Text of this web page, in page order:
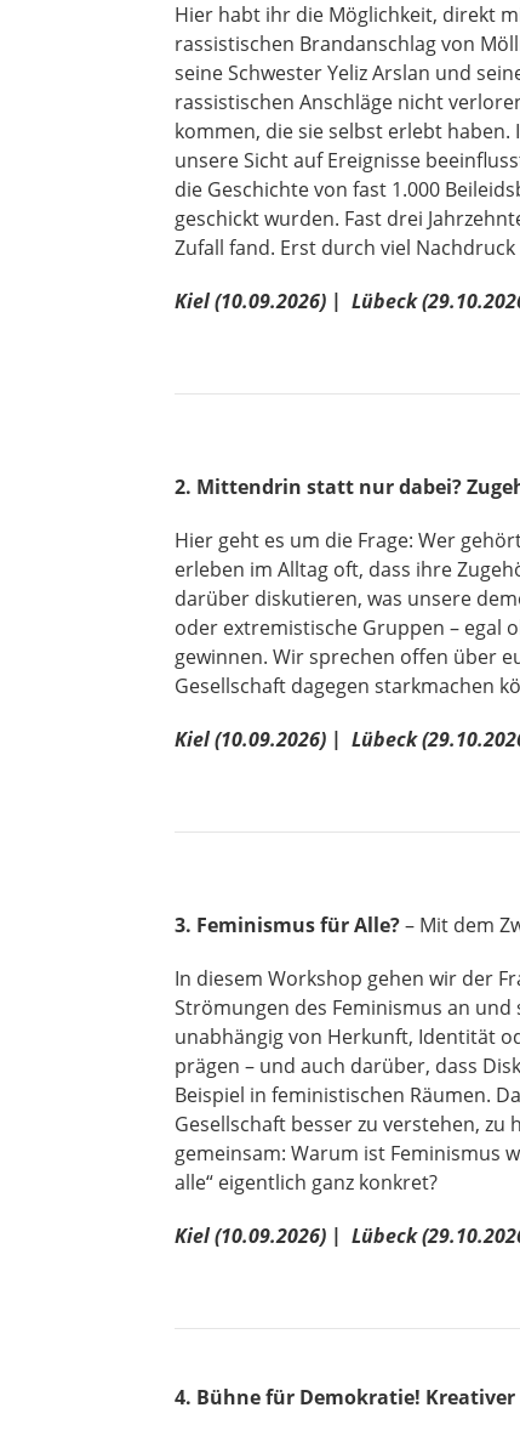
Hier habt ihr die Möglichkeit, direkt
rassistischen Brandanschlag von
seine Schwester Yeliz Arslan und
rassistischen Anschläge nicht
kommen, die sie selbst erlebt
unsere Sicht auf Ereignisse
die Geschichte von fast 1.000
geschickt wurden. Fast drei
Zufall fand. Erst durch viel
Kiel (10.09.2026) | Lübeck
2. Mittendrin statt nur dabei?
Hier geht es um die Frage: Wer
erleben im Alltag oft, dass ihre
darüber diskutieren, was unsere
oder extremistische Gruppen – egal
gewinnen. Wir sprechen offen über
Gesellschaft dagegen starkmachen
Kiel (10.09.2026) | Lübeck
3. Feminismus für Alle?– Mit dem
In diesem Workshop gehen wir der
Strömungen des Feminismus an
unabhängig von Herkunft, Identität
prägen – und auch darüber, dass
Beispiel in feministischen Räumen.
Gesellschaft besser zu verstehen,
gemeinsam: Warum ist Feminismus
alle“ eigentlich ganz konkret?
Kiel (10.09.2026) | Lübeck
4. Bühne für Demokratie!